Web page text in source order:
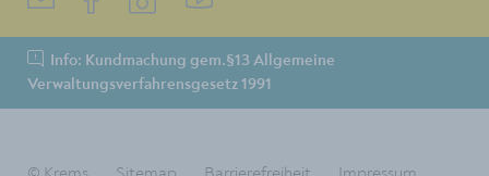
Info: Kundmachung gem.§13 Allgemeine
Verwaltungsverfahrensgesetz 1991